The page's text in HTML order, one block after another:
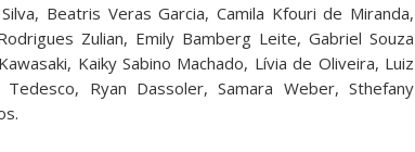
Beatris Veras Garcia, Camila Kfouri de Miranda,
Zulian, Emily Bamberg Leite, Gabriel Souza
Kaiky Sabino Machado, Lívia de Oliveira, Luiz
Ryan Dassoler, Samara Weber, Sthefany